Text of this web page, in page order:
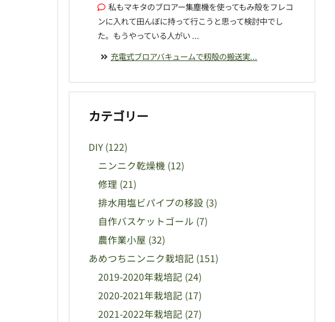
私もマキタのブロアー集塵機を使ってもみ殻をフレコ
ンに入れて田んぼに持って行こうと思って検討中でし
た。もうやっている人がい ...
充電式ブロアバキュームで籾殻の搬送実...
カテゴリー
DIY (122)
ニンニク乾燥機 (12)
修理 (21)
排水用塩ビパイプの移設 (3)
自作バスケットゴール (7)
農作業小屋 (32)
あめつちニンニク栽培記 (151)
2019-2020年栽培記 (24)
2020-2021年栽培記 (17)
2021-2022年栽培記 (27)